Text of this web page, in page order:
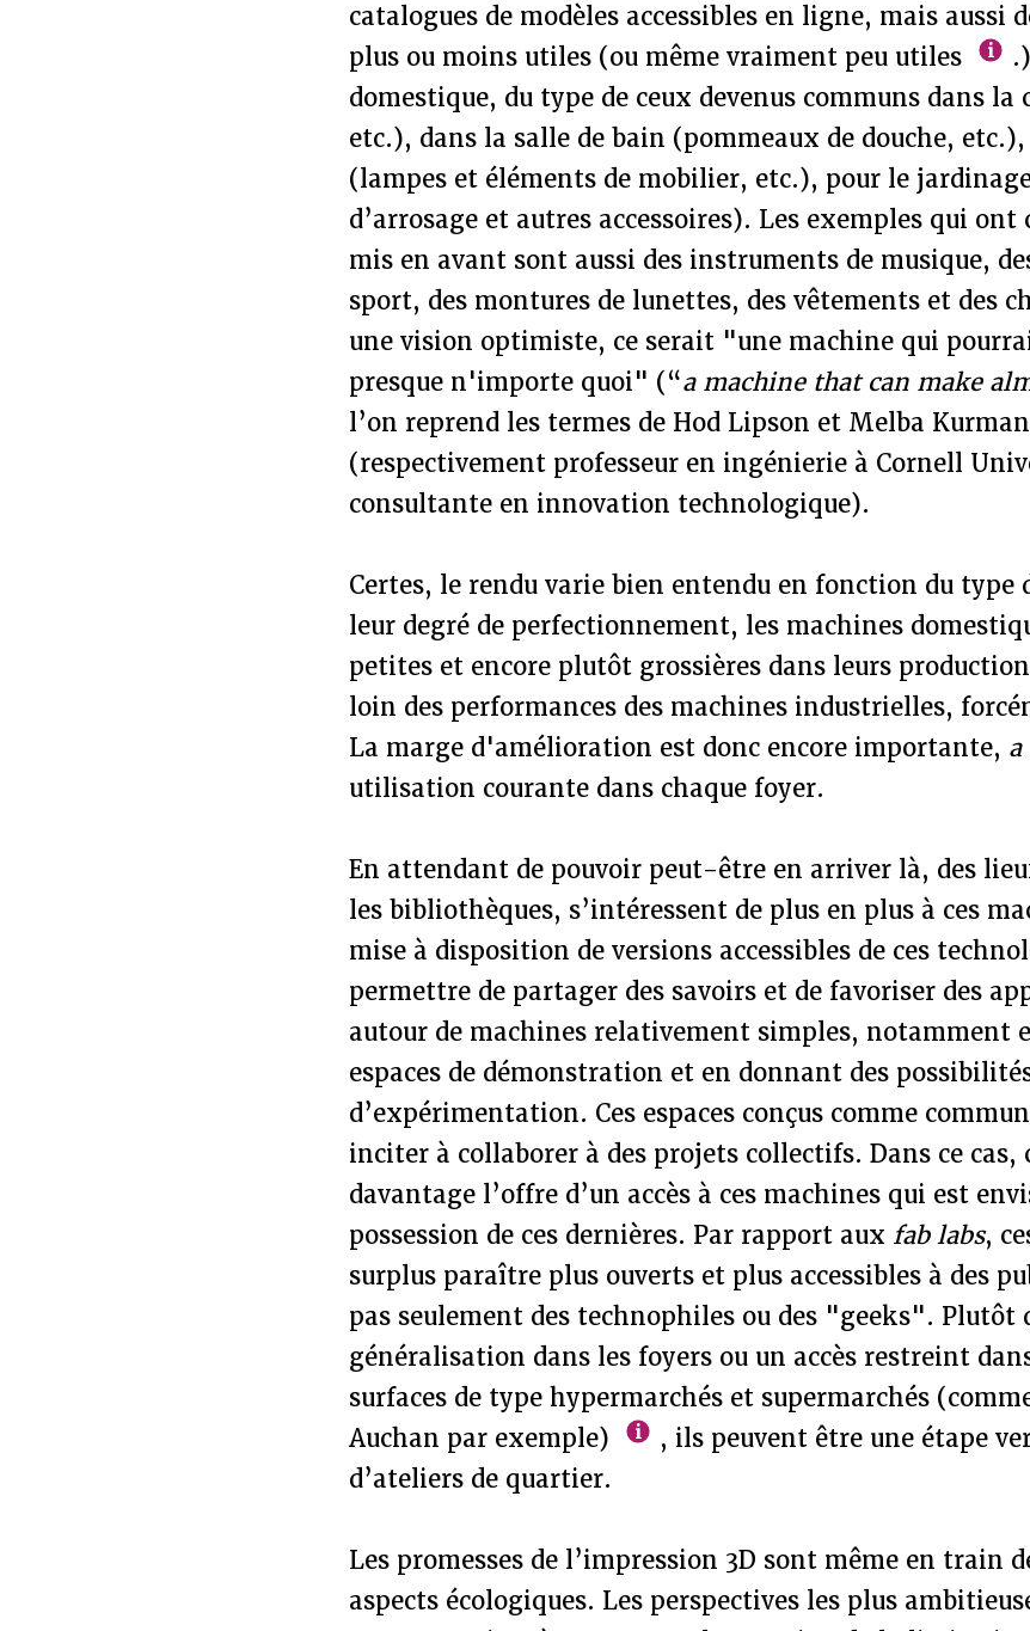
catalogues de modèles accessibles en ligne, mais aussi
plus ou moins utiles (ou même vraiment peu utiles
domestique, du type de ceux devenus communs dans la
etc.), dans la salle de bain (pommeaux de douche,
(lampes et éléments de mobilier, etc.), pour le
d’arrosage et autres accessoires). Les exemples qui ont
mis en avant sont aussi des instruments de musique,
sport, des montures de lunettes, des vêtements et des
une vision optimiste, ce serait "une machine qui
presque n'importe quoi" (“a machine that can make
l’on reprend les termes de Hod Lipson et Melba Kurman
(respectivement professeur en ingénierie à Cornell
consultante en innovation technologique).
Certes, le rendu varie bien entendu en fonction du type
leur degré de perfectionnement, les machines
petites et encore plutôt grossières dans leurs
loin des performances des machines industrielles,
La marge d'amélioration est donc encore importante,
utilisation courante dans chaque foyer.
En attendant de pouvoir peut-être en arriver là, des
les bibliothèques, s’intéressent de plus en plus à ces
mise à disposition de versions accessibles de ces
permettre de partager des savoirs et de favoriser des
autour de machines relativement simples, notamment
espaces de démonstration et en donnant des
d’expérimentation. Ces espaces conçus comme
inciter à collaborer à des projets collectifs. Dans ce cas,
davantage l’offre d’un accès à ces machines qui est
possession de ces dernières. Par rapport aux fab labs,
surplus paraître plus ouverts et plus accessibles à des
pas seulement des technophiles ou des "geeks". Plutôt
généralisation dans les foyers ou un accès restreint
surfaces de type hypermarchés et supermarchés
Auchan par exemple)
, ils peuvent être une étape
d’ateliers de quartier.
Les promesses de l’impression 3D sont même en train
aspects écologiques. Les perspectives les plus